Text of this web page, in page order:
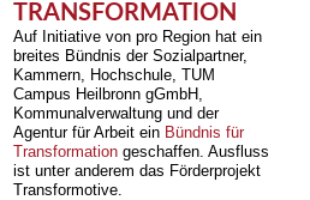
TRANSFORMATION
Auf Initiative von pro Region hat ein
breites Bündnis der Sozialpartner,
Kammern, Hochschule, TUM
Campus Heilbronn gGmbH,
Kommunalverwaltung und der
Agentur für Arbeit ein Bündnis für
Transformationgeschaffen. Ausfluss
ist unter anderem das Förderprojekt
Transformotive.